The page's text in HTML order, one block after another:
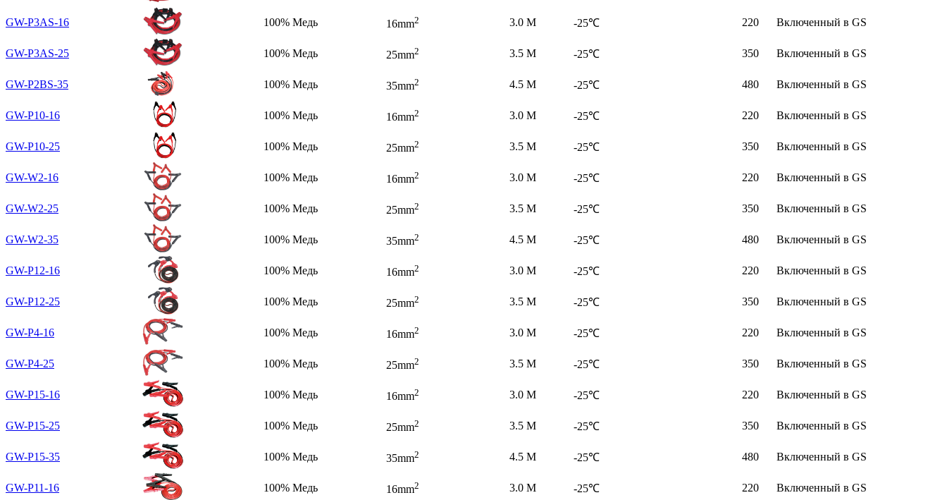
GW-P3AS-16 100% Медь 16mm2 3.0 M -25℃ 220 Включенный в GS
GW-P3AS-25 100% Медь 25mm2 3.5 M -25℃ 350 Включенный в GS
GW-P2BS-35 100% Медь 35mm2 4.5 M -25℃ 480 Включенный в GS
GW-P10-16 100% Медь 16mm2 3.0 M -25℃ 220 Включенный в GS
GW-P10-25 100% Медь 25mm2 3.5 M -25℃ 350 Включенный в GS
GW-W2-16 100% Медь 16mm2 3.0 M -25℃ 220 Включенный в GS
GW-W2-25 100% Медь 25mm2 3.5 M -25℃ 350 Включенный в GS
GW-W2-35 100% Медь 35mm2 4.5 M -25℃ 480 Включенный в GS
GW-P12-16 100% Медь 16mm2 3.0 M -25℃ 220 Включенный в GS
GW-P12-25 100% Медь 25mm2 3.5 M -25℃ 350 Включенный в GS
GW-P4-16 100% Медь 16mm2 3.0 M -25℃ 220 Включенный в GS
GW-P4-25 100% Медь 25mm2 3.5 M -25℃ 350 Включенный в GS
GW-P15-16 100% Медь 16mm2 3.0 M -25℃ 220 Включенный в GS
GW-P15-25 100% Медь 25mm2 3.5 M -25℃ 350 Включенный в GS
GW-P15-35 100% Медь 35mm2 4.5 M -25℃ 480 Включенный в GS
GW-P11-16 100% Медь 16mm2 3.0 M -25℃ 220 Включенный в GS